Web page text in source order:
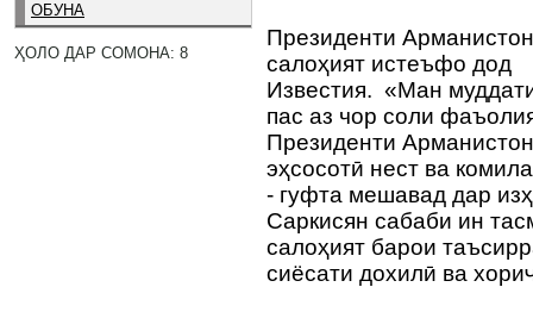
ОБУНА
ҲОЛО ДАР СОМОНА: 8
Президенти
салоҳият истеъфо дод
Известия. «Ман
пас аз чор соли
Президенти
эҳсосотӣ нест ва
- гуфта мешавад дар
Саркисян сабаби ин
салоҳият барои
сиёсати дохилӣ ва